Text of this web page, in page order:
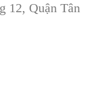
12, Quận Tân